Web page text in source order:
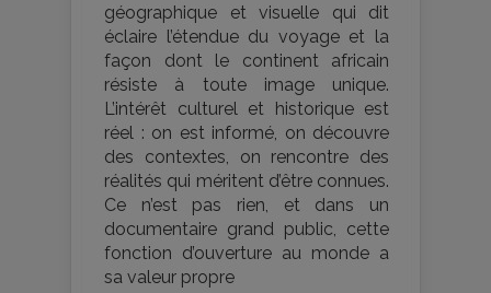
géographique et visuelle qui dit
éclaire l’étendue du voyage et la
façon dont le continent africain
résiste à toute image unique.
L’intérêt culturel et historique est
réel : on est informé, on découvre
des contextes, on rencontre des
réalités qui méritent d’être connues.
Ce n’est pas rien, et dans un
documentaire grand public, cette
fonction d’ouverture au monde a
sa valeur propre